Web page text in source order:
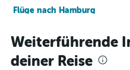
Flüge nach Hamburg
Flüge nach Paris
Flüge nach Berlin
Weiterführende
deiner Reise